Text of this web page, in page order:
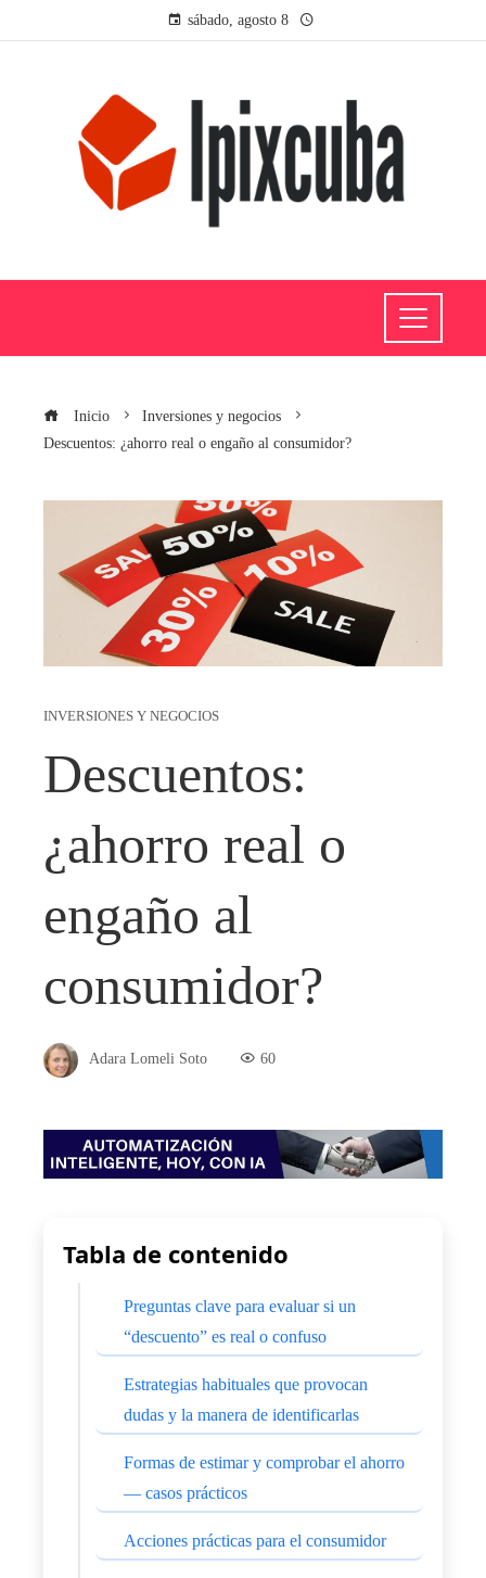
sábado, agosto 8
Inicio
Inversiones y negocios
Descuentos: ¿ahorro real o engaño al consumidor?
INVERSIONES Y NEGOCIOS
Descuentos:
¿ahorro real o
engaño al
consumidor?
Adara Lomeli Soto 60
Tabla de contenido
Preguntas clave para evaluar si un
“descuento” es real o confuso
Estrategias habituales que provocan
dudas y la manera de identificarlas
Formas de estimar y comprobar el ahorro
— casos prácticos
Acciones prácticas para el consumidor